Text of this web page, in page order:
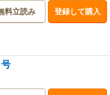
料立読み 登録して購入